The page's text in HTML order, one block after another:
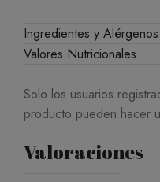
Ingredientes y Alérgenos
Valores Nutricionales
Valoraciones
Solo los usuarios
producto pueden hacer